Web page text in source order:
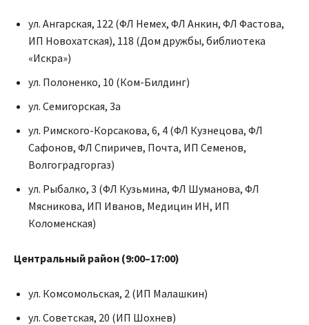
ул. Ангарская, 122 (ФЛ Немех, ФЛ Анкин, ФЛ Фастова,
ИП Новохатская), 118 (Дом дружбы, библиотека
«Искра»)
ул. Полоненко, 10 (Ком-Билдинг)
ул. Семигорская, 3а
ул. Римского-Корсакова, 6, 4 (ФЛ Кузнецова, ФЛ
Сафонов, ФЛ Спиричев, Почта, ИП Семенов,
Волгоградгоргаз)
ул. Рыбалко, 3 (ФЛ Кузьмина, ФЛ Шуманова, ФЛ
Мясникова, ИП Иванов, Медицин ИН, ИП
Коломенская)
Центральный район (9:00–17:00)
ул. Комсомольская, 2 (ИП Малашкин)
ул. Советская, 20 (ИП Шохнев)